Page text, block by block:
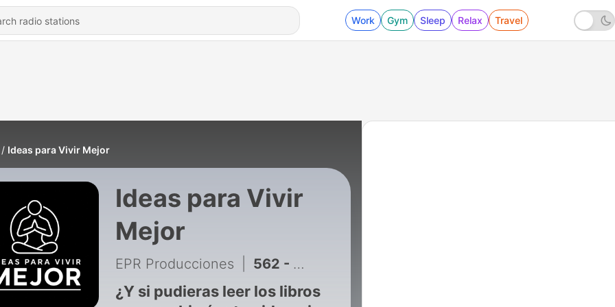
Work Gym Sleep Relax Travel
Ideas para Vivir Mejor
Ideas para Vivir
Mejor
EPR Producciones 562 - 543 - Fin de la temporada y nuevo libro: "La distancia Exacta"
¿Y si pudieras leer los libros